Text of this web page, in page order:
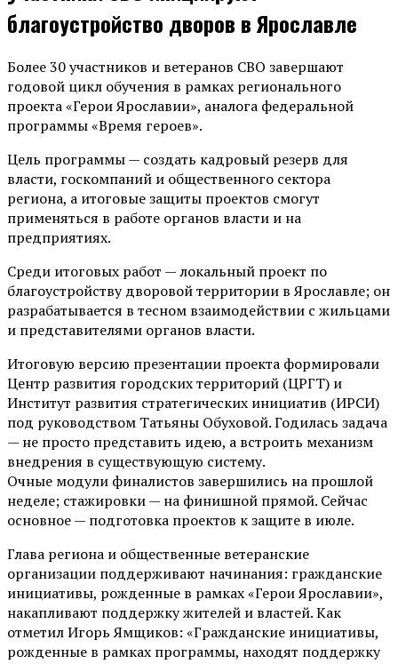
благоустройство дворов в Ярославле
Более 30 участников и ветеранов СВО завершают
годовой цикл обучения в рамках регионального
проекта «Герои Ярославии», аналога федеральной
программы «Время героев».
Цель программы — создать кадровый резерв для
власти, госкомпаний и общественного сектора
региона, а итоговые защиты проектов смогут
применяться в работе органов власти и на
предприятиях.
Среди итоговых работ — локальный проект по
благоустройству дворовой территории в Ярославле; он
разрабатывается в тесном взаимодействии с жильцами
и представителями органов власти.
Итоговую версию презентации проекта формировали
Центр развития городских территорий (ЦРГТ) и
Институт развития стратегических инициатив (ИРСИ)
под руководством Татьяны Обуховой. Годилась задача
— не просто представить идею, а встроить механизм
внедрения в существующую систему.
Очные модули финалистов завершились на прошлой
неделе; стажировки — на финишной прямой. Сейчас
основное — подготовка проектов к защите в июле.
Глава региона и общественные ветеранские
организации поддерживают начинания: гражданские
инициативы, рожденные в рамках «Герои Ярославии»,
накапливают поддержку жителей и властей. Как
отметил Игорь Ямщиков: «Гражданские инициативы,
рожденные в рамках программы, находят поддержку